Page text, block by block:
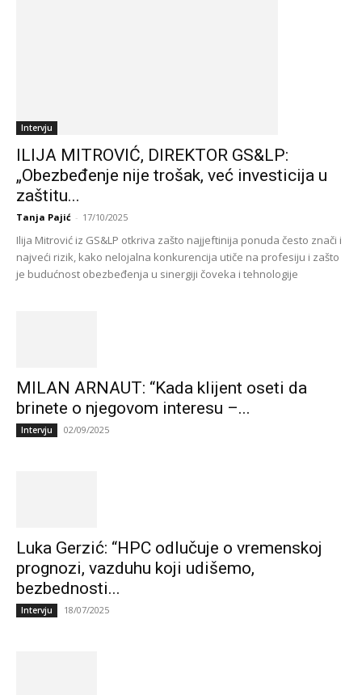
Intervju
ILIJA MITROVIĆ, DIREKTOR GS&LP:
„Obezbeđenje nije trošak, već investicija u
zaštitu...
Tanja Pajić - 17/10/2025
Ilija Mitrović iz GS&LP otkriva zašto najjeftinija ponuda često znači i
najveći rizik, kako nelojalna konkurencija utiče na profesiju i zašto
je budućnost obezbeđenja u sinergiji čoveka i tehnologije
MILAN ARNAUT: “Kada klijent oseti da
brinete o njegovom interesu –...
Intervju 02/09/2025
Luka Gerzić: “HPC odlučuje o vremenskoj
prognozi, vazduhu koji udišemo,
bezbednosti...
Intervju 18/07/2025